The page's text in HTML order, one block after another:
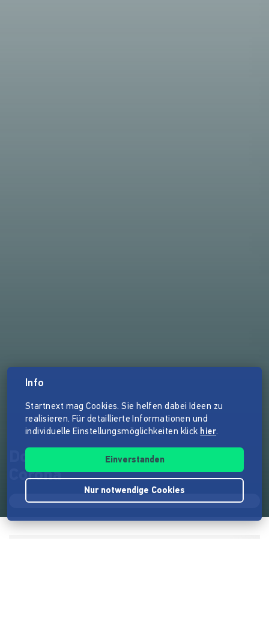
Downtown Bar Nürnberg gegen
Corona
Info
Startnext mag Cookies. Sie helfen dabei Ideen zu
realisieren. Für detaillierte Informationen und
individuelle Einstellungsmöglichkeiten klick hier.
Einverstanden
Nur notwendige Cookies